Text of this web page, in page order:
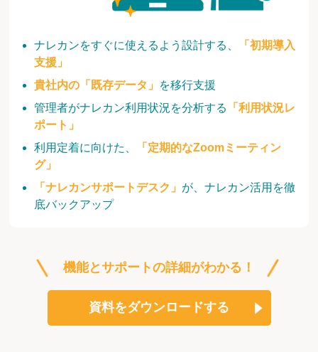
ナレカンをすぐに使えるよう設計する、
「初期導入
支援」
貴社内の「既存データ」 を移行支援
管理者がナレカン利用状況を分析する
「利用状況レ
ポート」
利用定着に向けた、
「定期的なZoomミーティン
グ」
「ナレカンサポートデスク」 が、ナレカン活用を徹
底バックアップ
機能とサポートの詳細がわかる！
資料をダウンロードする